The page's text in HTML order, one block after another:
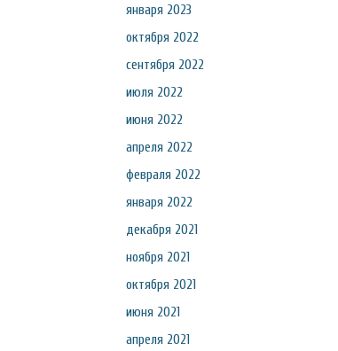
января 2023
октября 2022
сентября 2022
июля 2022
июня 2022
апреля 2022
февраля 2022
января 2022
декабря 2021
ноября 2021
октября 2021
июня 2021
апреля 2021